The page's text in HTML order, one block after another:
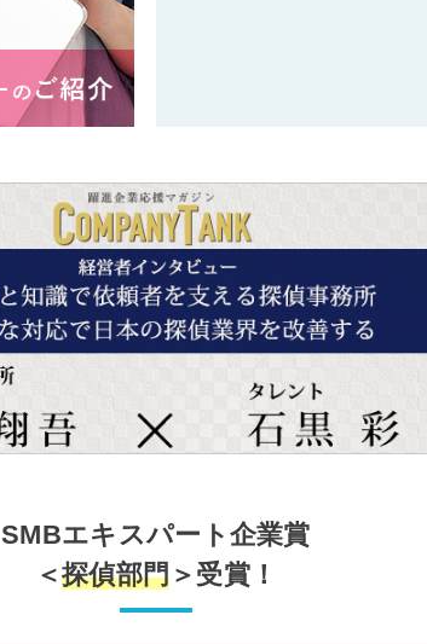
SMBエキスパート企業賞
＜探偵部門 ＞受賞！